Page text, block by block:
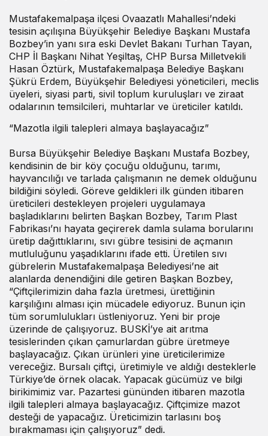
Mustafakemalpaşa ilçesi Ovaazatlı Mahallesi’ndeki
tesisin açılışına Büyükşehir Belediye Başkanı Mustafa
Bozbey’in yanı sıra eski Devlet Bakanı Turhan Tayan,
CHP İl Başkanı Nihat Yeşiltaş, CHP Bursa Milletvekili
Hasan Öztürk, Mustafakemalpaşa Belediye Başkanı
Şükrü Erdem, Büyükşehir Belediyesi yöneticileri, meclis
üyeleri, siyasi parti, sivil toplum kuruluşları ve ziraat
odalarının temsilcileri, muhtarlar ve üreticiler katıldı.
“Mazotla ilgili talepleri almaya başlayacağız”
Bursa Büyükşehir Belediye Başkanı Mustafa Bozbey,
kendisinin de bir köy çocuğu olduğunu, tarımı,
hayvancılığı ve tarlada çalışmanın ne demek olduğunu
bildiğini söyledi. Göreve geldikleri ilk günden itibaren
üreticileri destekleyen projeleri uygulamaya
başladıklarını belirten Başkan Bozbey, Tarım Plast
Fabrikası’nı hayata geçirerek damla sulama borularını
üretip dağıttıklarını, sıvı gübre tesisini de açmanın
mutluluğunu yaşadıklarını ifade etti. Üretilen sıvı
gübrelerin Mustafakemalpaşa Belediyesi’ne ait
alanlarda denendiğini dile getiren Başkan Bozbey,
“Çiftçilerimizin daha fazla üretmesi, ürettiğinin
karşılığını alması için mücadele ediyoruz. Bunun için
tüm sorumlulukları üstleniyoruz. Yeni bir proje
üzerinde de çalışıyoruz. BUSKİ’ye ait arıtma
tesislerinden çıkan çamurlardan gübre üretmeye
başlayacağız. Çıkan ürünleri yine üreticilerimize
vereceğiz. Bursalı çiftçi, üretimiyle ve aldığı desteklerle
Türkiye’de örnek olacak. Yapacak gücümüz ve bilgi
birikimimiz var. Pazartesi gününden itibaren mazotla
ilgili talepleri almaya başlayacağız. Çiftçimize mazot
desteği de yapacağız. Üreticimizin tarlasını boş
bırakmaması için çalışıyoruz” dedi.